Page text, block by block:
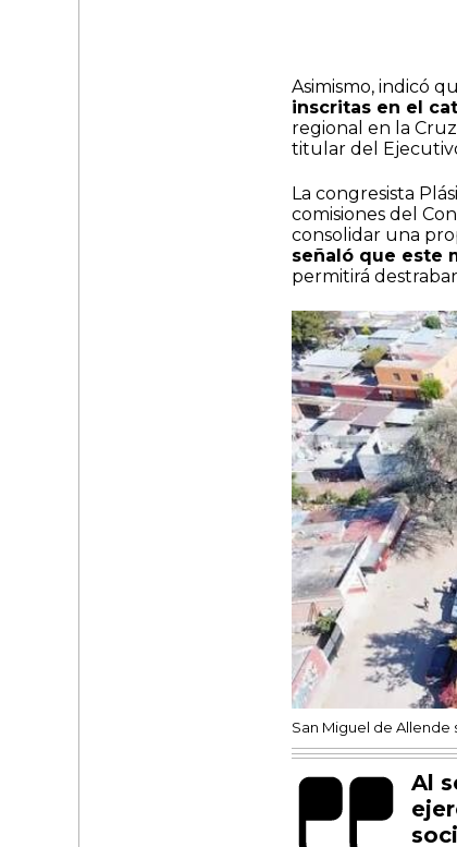
Asimismo, indicó
inscritas en el
regional en la
titular del
La congresista
comisiones del
consolidar una
señaló que este
permitirá
San Miguel de Allende
​Al